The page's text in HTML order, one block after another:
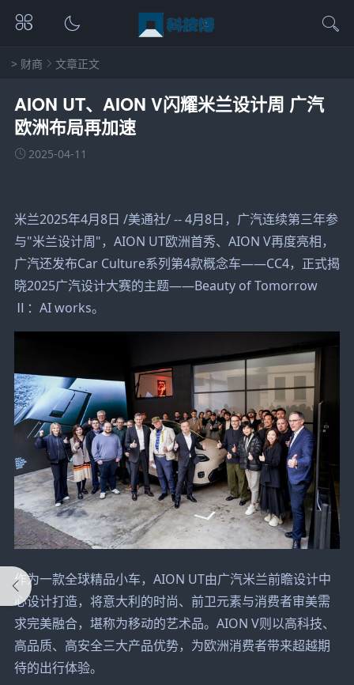
> 财商 文章正文
AION UT、AION V闪耀米兰设计周 广汽
欧洲布局再加速
2025-04-11
米兰2025年4月8日 /美通社/ -- 4月8日，广汽连续第三年参
与"米兰设计周"，AION UT欧洲首秀、AION V再度亮相，
广汽还发布Car Culture系列第4款概念车——CC4，正式揭
晓2025广汽设计大赛的主题——Beauty of Tomorrow
Ⅱ：AI works。
作为一款全球精品小车，AION UT由广汽米兰前瞻设计中
心设计打造，将意大利的时尚、前卫元素与消费者审美需
求完美融合，堪称为移动的艺术品。AION V则以高科技、
高品质、高安全三大产品优势，为欧洲消费者带来超越期
待的出行体验。